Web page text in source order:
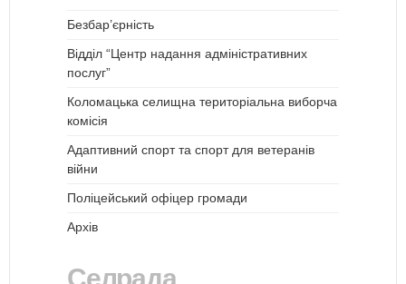
Безбар’єрність
Відділ “Центр надання адміністративних
послуг”
Коломацька селищна територіальна виборча
комісія
Адаптивний спорт та спорт для ветеранів
війни
Поліцейський офіцер громади
Архів